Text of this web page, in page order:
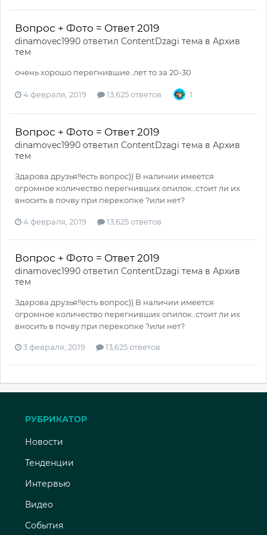
Вопрос + Фото = Ответ 2019
dinamovec1990 ответил ContentDzagi тема в Архив
тем
очень хорошо перегнившие..лет то за 20-30
4 февраля, 2019 13,625 ответов 1
Вопрос + Фото = Ответ 2019
dinamovec1990 ответил ContentDzagi тема в Архив
тем
Здарова друзья!!есть вопрос)) В наличии имеется
огромное количество перегнивших опилок..стоит ли их
вносить в почву при перекопке ?или нет?
4 февраля, 2019 13,625 ответов
Вопрос + Фото = Ответ 2019
dinamovec1990 ответил ContentDzagi тема в Архив
тем
Здарова друзья!!есть вопрос)) В наличии имеется
огромное количество перегнивших опилок..стоит ли их
вносить в почву при перекопке ?или нет?
3 февраля, 2019 13,625 ответов
РУБРИКАТОР
Новости
Тенденции
Интервью
Видео
События